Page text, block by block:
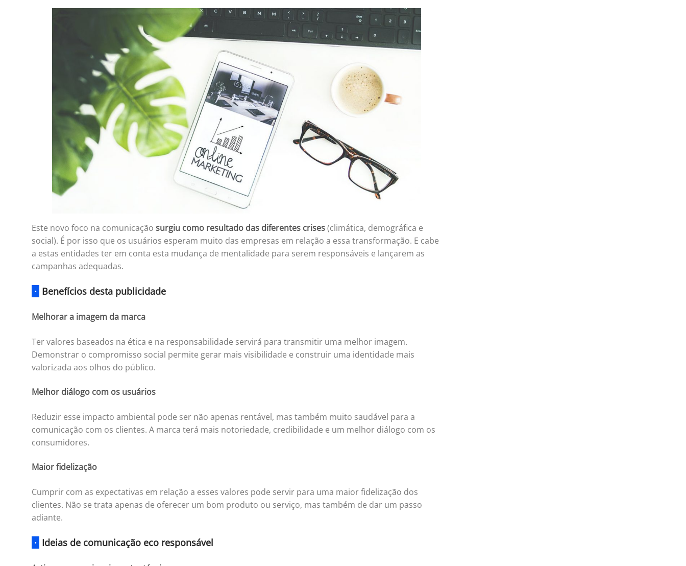
Este novo foco na comunicação surgiu como resultado das diferentes crises(climática, demográfica e
social). É por isso que os usuários esperam muito das empresas em relação a essa transformação. E cabe
a estas entidades ter em conta esta mudança de mentalidade para serem responsáveis ​​e lançarem as
campanhas adequadas.
· Benefícios desta publicidade
Melhorar a imagem da marca
Ter valores baseados na ética e na responsabilidade servirá para transmitir uma melhor imagem.
Demonstrar o compromisso social permite gerar mais visibilidade e construir uma identidade mais
valorizada aos olhos do público.
Melhor diálogo com os usuários
Reduzir esse impacto ambiental pode ser não apenas rentável, mas também muito saudável para a
comunicação com os clientes. A marca terá mais notoriedade, credibilidade e um melhor diálogo com os
consumidores.
Maior fidelização
Cumprir com as expectativas em relação a esses valores pode servir para uma maior fidelização dos
clientes. Não se trata apenas de oferecer um bom produto ou serviço, mas também de dar um passo
adiante.
· Ideias de comunicação eco responsável